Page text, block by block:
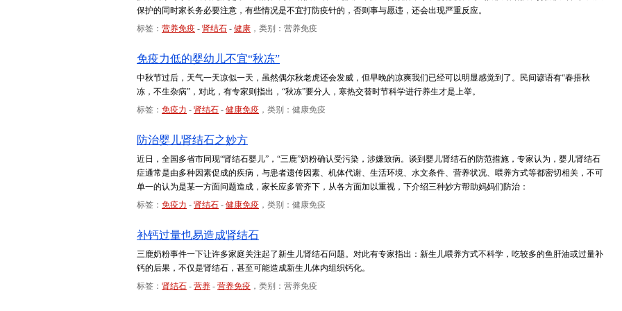
保护的同时家长务必要注意，有些情况是不宜打防疫针的，否则事与愿违，还会出现严重反应。
标签： 营养免疫 - 肾结石 - 健康 ，类别：营养免疫
免疫力低的婴幼儿不宜“秋冻”
中秋节过后，天气一天凉似一天，虽然偶尔秋老虎还会发威，但早晚的凉爽我们已经可以明显感觉到了。民间谚语有“春捂秋
冻，不生杂病”，对此，有专家则指出，“秋冻”要分人，寒热交替时节科学进行养生才是上举。
标签： 免疫力 - 肾结石 - 健康免疫 ，类别：健康免疫
防治婴儿肾结石之妙方
近日，全国多省市同现“肾结石婴儿”，“三鹿”奶粉确认受污染，涉嫌致病。谈到婴儿肾结石的防范措施，专家认为，婴儿肾结石
症通常是由多种因素促成的疾病，与患者遗传因素、机体代谢、生活环境、水文条件、营养状况、喂养方式等都密切相关，不可
单一的认为是某一方面问题造成，家长应多管齐下，从各方面加以重视，下介绍三种妙方帮助妈妈们防治：
标签： 免疫力 - 肾结石 - 健康免疫 ，类别：健康免疫
补钙过量也易造成肾结石
三鹿奶粉事件一下让许多家庭关注起了新生儿肾结石问题。对此有专家指出：新生儿喂养方式不科学，吃较多的鱼肝油或过量补
钙的后果，不仅是肾结石，甚至可能造成新生儿体内组织钙化。
标签： 肾结石 - 营养 - 营养免疫 ，类别：营养免疫